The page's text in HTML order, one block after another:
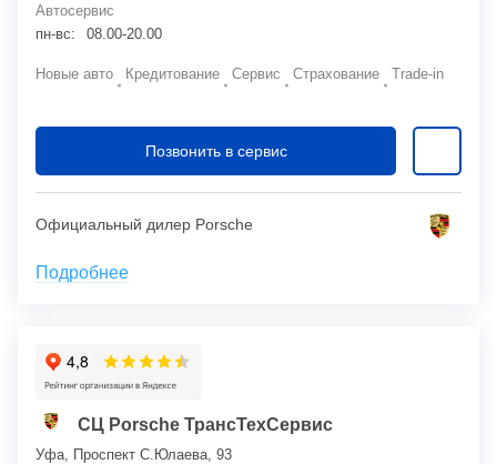
Автосервис
пн-вс:
08.00-20.00
Новые авто Кредитование Сервис Страхование Trade-in
Позвонить в сервис
Официальный дилер Porsche
Подробнее
СЦ Porsche ТрансТехСервис
Уфа, Проспект С.Юлаева, 93